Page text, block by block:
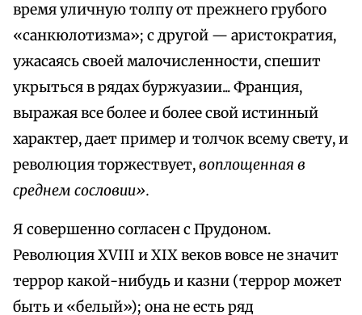
время уличную толпу от прежнего грубого
«санкюлотизма»; с другой — аристократия,
ужасаясь своей малочисленности, спешит
укрыться в рядах буржуазии... Франция,
выражая все более и более свой истинный
характер, дает пример и толчок всему свету, и
революция торжествует,воплощенная в
среднем сословии».
Я совершенно согласен с Прудоном.
Революция XVIII и XIX веков вовсе не значит
террор какой-нибудь и казни (террор может
быть и «белый»); она не есть ряд